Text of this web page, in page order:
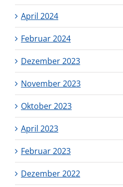
April 2024
Februar 2024
Dezember 2023
November 2023
Oktober 2023
April 2023
Februar 2023
Dezember 2022